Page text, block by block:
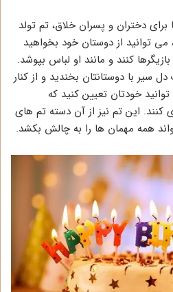
دختران و پسران خلاق، تم تولد
توانید از دوستان خود بخواهید
کنند و مانند او لباس بپوشد.
سیر با دوستانتان بخندید و از کنار
خودتان تعیین کنید که
کنند. این تم نیز از آن دسته تم های
همه مهمان ها را به چالش بکشد.